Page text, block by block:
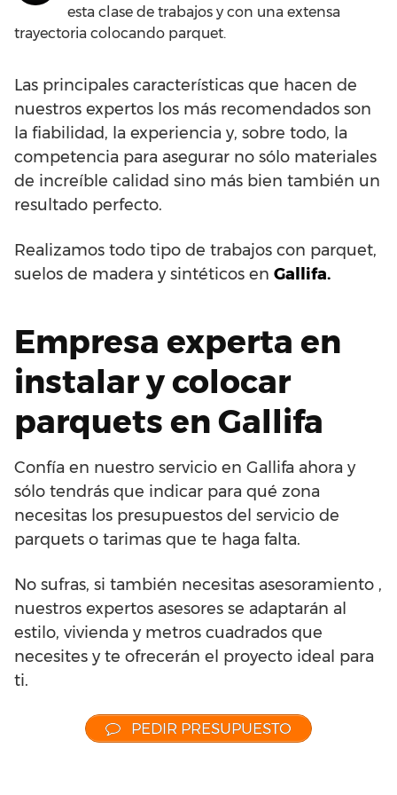
esta clase de trabajos y con una extensa
trayectoria colocando parquet.
Las principales características que hacen de
nuestros expertos los más recomendados son
la fiabilidad, la experiencia y, sobre todo, la
competencia para asegurar no sólo materiales
de increíble calidad sino más bien también un
resultado perfecto.
Realizamos todo tipo de trabajos con parquet,
suelos de madera y sintéticos en Gallifa.
Empresa experta en
instalar y colocar
parquets en Gallifa
Confía en nuestro servicio en Gallifa ahora y
sólo tendrás que indicar para qué zona
necesitas los presupuestos del servicio de
parquets o tarimas que te haga falta.
No sufras, si también necesitas asesoramiento ,
nuestros expertos asesores se adaptarán al
estilo, vivienda y metros cuadrados que
necesites y te ofrecerán el proyecto ideal para
ti.
PEDIR PRESUPUESTO